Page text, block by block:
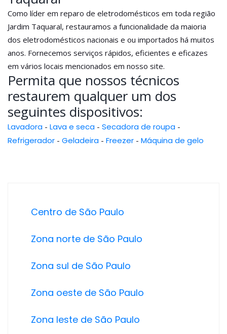
Como líder em reparo de eletrodomésticos em toda região
Jardim Taquaral, restauramos a funcionalidade da maioria
dos eletrodomésticos nacionais e ou importados há muitos
anos. Fornecemos serviços rápidos, eficientes e eficazes
em vários locais mencionados em nosso site.
Permita que nossos técnicos
restaurem qualquer um dos
seguintes dispositivos:
Lavadora - Lava e seca - Secadora de roupa -
Refrigerador - Geladeira - Freezer - Máquina de gelo
Centro de São Paulo
Zona norte de São Paulo
Zona sul de São Paulo
Zona oeste de São Paulo
Zona leste de São Paulo